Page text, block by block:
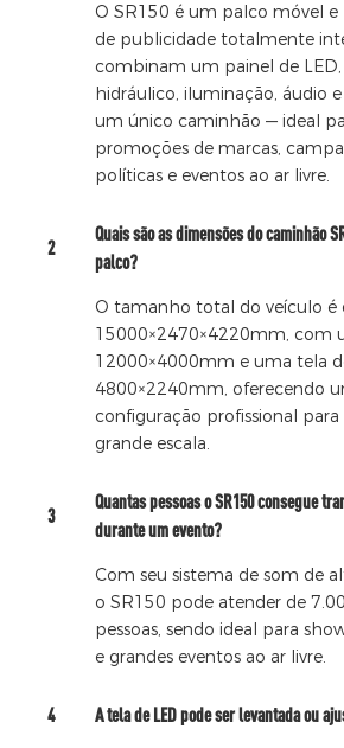
O SR150 é um palco móvel
de publicidade totalmente
combinam um painel de
hidráulico, iluminação, áudio
um único caminhão — ideal
promoções de marcas,
políticas e eventos ao ar livre.
2
Quais são as dimensões do caminhão
palco?
O tamanho total do veículo é
15000×2470×4220mm, com
12000×4000mm e uma tela
4800×2240mm, oferecendo
configuração profissional para
grande escala.
3
Quantas pessoas o SR150 consegue
durante um evento?
Com seu sistema de som de
o SR150 pode atender de
pessoas, sendo ideal para
e grandes eventos ao ar livre.
4 A tela de LED pode ser levantada ou